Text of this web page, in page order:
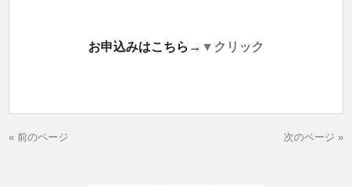
お申込みはこちら→ ▼クリック
« 前のページ 次のページ »